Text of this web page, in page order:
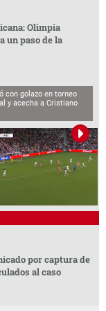
Olimpia
un paso de la
con golazo en torneo
y acecha a Cristiano
por captura de
al caso